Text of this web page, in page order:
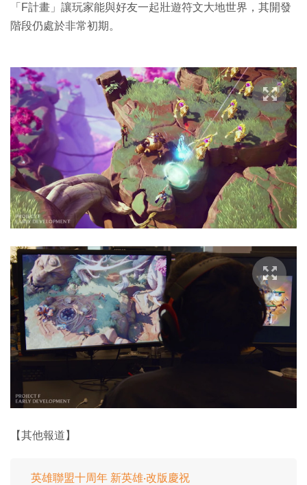
「F計畫」讓玩家能與好友一起壯遊符文大地世界，其開發
階段仍處於非常初期。
【其他報道】
英雄聯盟十周年 新英雄‧改版慶祝